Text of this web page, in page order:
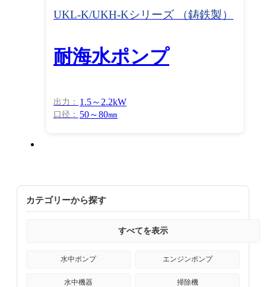
UKL-K/UKH-Kシリーズ （鋳鉄製）
耐海水ポンプ
1.5～2.2kW
50～80㎜
カテゴリーから探す
すべてを表示
水中ポンプ エンジンポンプ
水中機器 掃除機